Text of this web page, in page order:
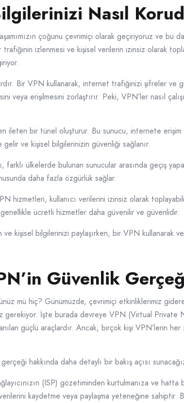
Nasıl
çoğunu çevrimiçi olarak geçiriyoruz ve bu
izlenmesi ve kişisel verilerin izinsiz olarak
Bir VPN kullanarak, internet trafiğinizi şifreler ve
veya erişilmesini zorlaştırır. Peki, VPN’ler nasıl
bir tünel oluşturur. Bu sunucu, internete erişim
ve kişisel bilgilerinizin güvenliği sağlanır.
farklı ülkelerde bulunan sunucular arasında geçiş
daha fazla özgürlük sağlar.
hizmetleri, kullanıcı verilerini izinsiz olarak
ücretli hizmetler daha güvenilir ve güvenlidir.
kişisel bilgilerinizi paylaşırken, bir VPN kullanarak
Güvenlik
mü hiç? Günümüzde, çevrimiçi etkinliklerimiz
gerekiyor. İşte burada devreye VPN (Virtual Private
güçlü araçlardır. Ancak, birçok kişi VPN’lerin her
hakkında daha detaylı bir bakış açısı
(ISP) gözetiminden kurtulmanıza ve hatta
verilerini kaydetme veya paylaşma yeteneğine sahiptir.